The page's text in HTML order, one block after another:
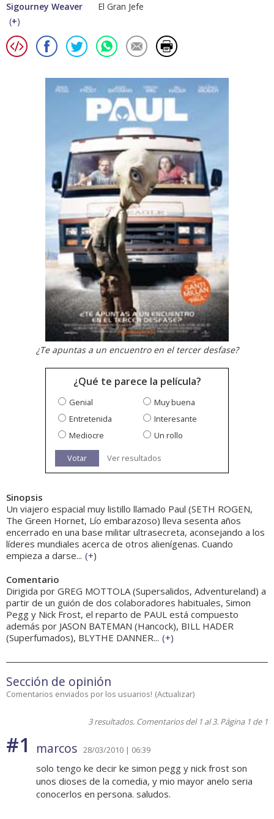
Sigourney Weaver
El Gran Jefe
(+)
¿Te apuntas a un encuentro en el tercer desfase?
¿Qué te parece la película?
Genial
Muy buena
Entretenida
Interesante
Mediocre
Un rollo
Votar Ver resultados
Sinopsis
Un viajero espacial muy listillo llamado Paul (SETH ROGEN,
The Green Hornet, Lío embarazoso) lleva sesenta años
encerrado en una base militar ultrasecreta, aconsejando a los
líderes mundiales acerca de otros alienígenas. Cuando
empieza a darse... (+)
Comentario
Dirigida por GREG MOTTOLA (Supersalidos, Adventureland) a
partir de un guión de dos colaboradores habituales, Simon
Pegg y Nick Frost, el reparto de PAUL está compuesto
además por JASON BATEMAN (Hancock), BILL HADER
(Superfumados), BLYTHE DANNER... (+)
Sección de opinión
Comentarios enviados por los usuarios! (Actualizar)
3 resultados. Comentarios del 1 al 3. Página 1 de 1
#1 marcos 28/03/2010 | 06:39
solo tengo ke decir ke simon pegg y nick frost son
unos dioses de la comedia, y mio mayor anelo seria
conocerlos en persona. saludos.